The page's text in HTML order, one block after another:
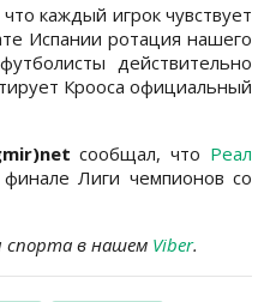
каждый игрок чувствует
Испании ротация нашего
действительно
Крооса официальный
сообщал, что Реал
Лиги чемпионов со
спорта в нашем Viber.